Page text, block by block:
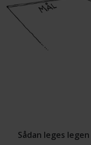
Sådan leges legen